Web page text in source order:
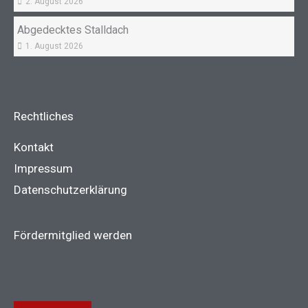
Abgedecktes Stalldach
1. August 2026
Rechtliches
Kontakt
Impressum
Datenschutzerklärung
Fördermitglied werden